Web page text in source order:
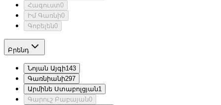
Հագուստ0
Իմ Գառնի0
Գոբելեն0
Բրենդ
Նոյան Այգի143
Գառնիանի297
Արմինե Ստաբոլցյան1
Գարուշ Բաբայան0